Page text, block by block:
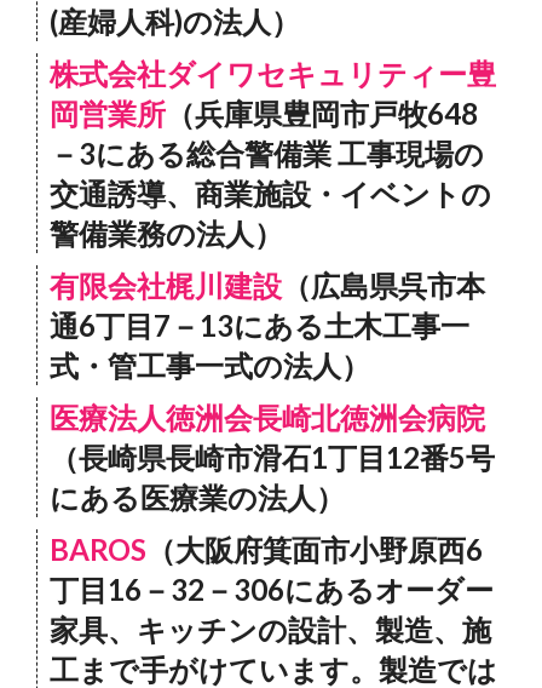
(産婦人科)の法人）
株式会社ダイワセキュリティー豊
岡営業所 （兵庫県豊岡市戸牧648
－3にある総合警備業 工事現場の
交通誘導、商業施設・イベントの
警備業務の法人）
有限会社梶川建設 （広島県呉市本
通6丁目7－13にある土木工事一
式・管工事一式の法人）
医療法人徳洲会長崎北徳洲会病院
（長崎県長崎市滑石1丁目12番5号
にある医療業の法人）
BAROS （大阪府箕面市小野原西6
丁目16－32－306にあるオーダー
家具、キッチンの設計、製造、施
工まで手がけています。製造では